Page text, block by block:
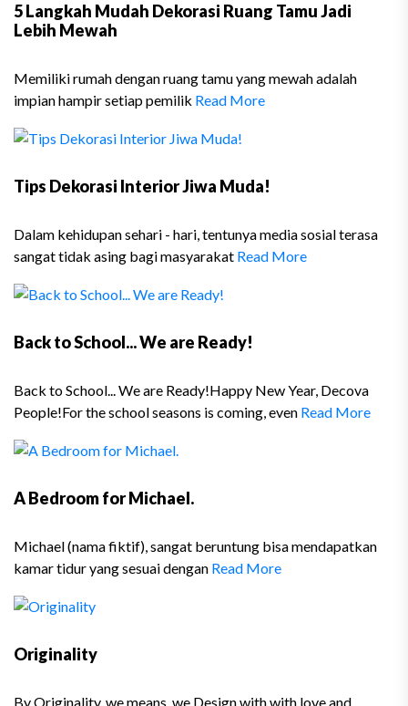
5 Langkah Mudah Dekorasi Ruang Tamu Jadi
Lebih Mewah
Memiliki rumah dengan ruang tamu yang mewah adalah
impian hampir setiap pemilik Read More
Tips Dekorasi Interior Jiwa Muda!
Dalam kehidupan sehari - hari, tentunya media sosial terasa
sangat tidak asing bagi masyarakat Read More
Back to School... We are Ready!
Back to School... We are Ready!Happy New Year, Decova
People!For the school seasons is coming, even Read More
A Bedroom for Michael.
Michael (nama fiktif), sangat beruntung bisa mendapatkan
kamar tidur yang sesuai dengan Read More
Originality
By Originality, we means, we Design with with love and